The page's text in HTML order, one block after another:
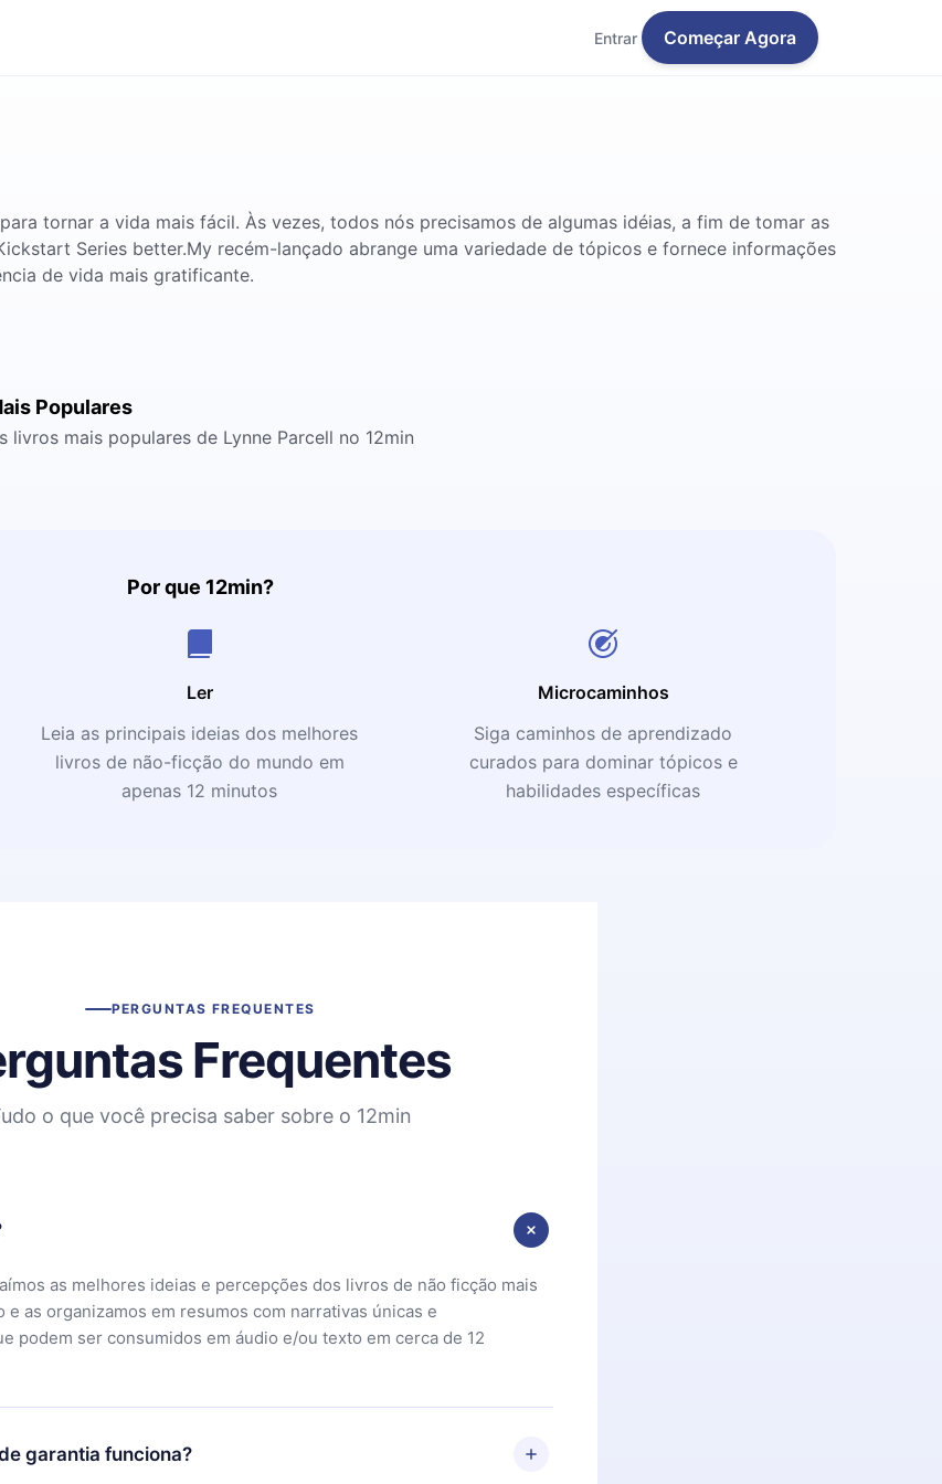
Entrar Começar Agora
tornar a vida mais fácil. Às vezes, todos nós precisamos de algumas idéias, a fim de tomar as
Series better.My recém-lançado abrange uma variedade de tópicos e fornece informações
de vida mais gratificante.
Populares
livros mais populares de Lynne Parcell no 12min
Por que 12min?
Ler
Leia as principais ideias dos melhores
livros de não-ficção do mundo em
apenas 12 minutos
Microcaminhos
Siga caminhos de aprendizado
curados para dominar tópicos e
habilidades específicas
PERGUNTAS FREQUENTES
Frequentes
o que você precisa saber sobre o 12min
as melhores ideias e percepções dos livros de não ficção mais
e as organizamos em resumos com narrativas únicas e
podem ser consumidos em áudio e/ou texto em cerca de 12
garantia funciona?